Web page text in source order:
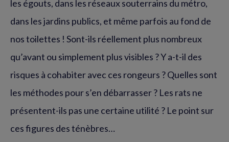
les égouts, dans les réseaux souterrains du métro,
dans les jardins publics, et même parfois au fond de
nos toilettes ! Sont-ils réellement plus nombreux
qu’avant ou simplement plus visibles ? Y a-t-il des
risques à cohabiter avec ces rongeurs ? Quelles sont
les méthodes pour s’en débarrasser ? Les rats ne
présentent-ils pas une certaine utilité ? Le point sur
ces figures des ténèbres…